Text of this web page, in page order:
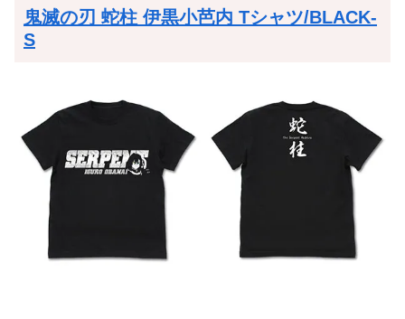
鬼滅の刃 蛇柱 伊黒小芭内 Tシャツ/BLACK-
S